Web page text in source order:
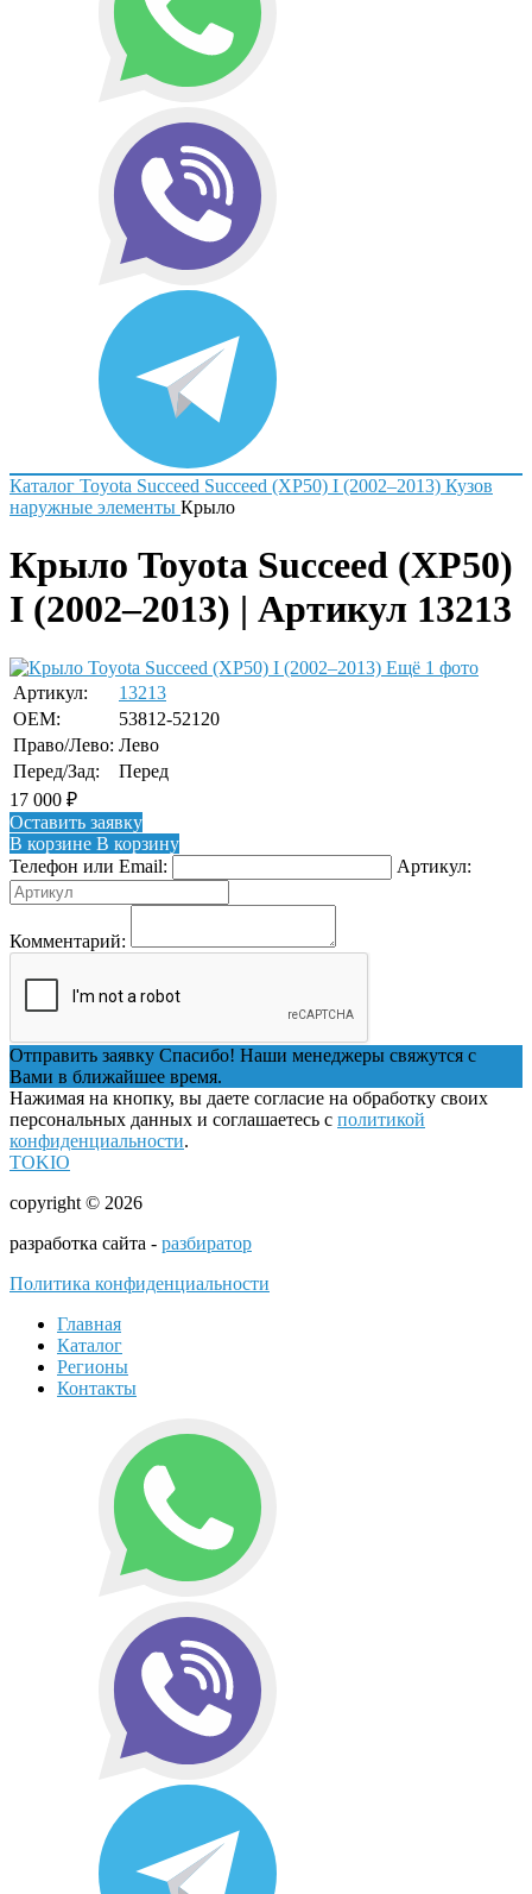
Каталог Toyota Succeed Succeed (XP50) I (2002–2013) Кузов
наружные элементы Крыло
Крыло Toyota Succeed (XP50)
I (2002–2013) | Артикул 13213
Ещё 1 фото
Артикул:
13213
OEM:
53812-52120
Право/Лево: Лево
Перед/Зад:
Перед
17 000 ₽
Оставить заявку
В корзине В корзину
Телефон или Email:
Артикул:
Комментарий:
Отправить заявку Спасибо! Наши менеджеры свяжутся с
Вами в ближайшее время.
Нажимая на кнопку, вы даете согласие на обработку своих
персональных данных и соглашаетесь с политикой
конфиденциальности.
TOKIO
copyright © 2026
разработка сайта - разбиратор
Политика конфиденциальности
Главная
Каталог
Регионы
Контакты